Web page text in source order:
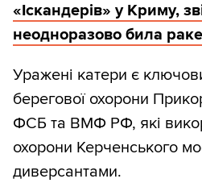
«Іскандерів» у Криму,
неодноразово била
Уражені катери є
берегової охорони
ФСБ та ВМФ РФ, які
охорони Керченського
диверсантами.